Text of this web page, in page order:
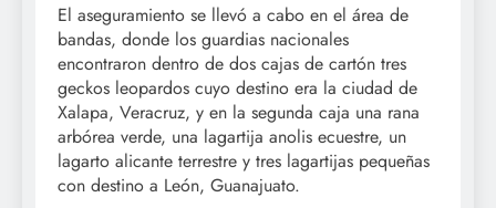
El aseguramiento se llevó a cabo en el área de
bandas, donde los guardias nacionales
encontraron dentro de dos cajas de cartón tres
geckos leopardos cuyo destino era la ciudad de
Xalapa, Veracruz, y en la segunda caja una rana
arbórea verde, una lagartija anolis ecuestre, un
lagarto alicante terrestre y tres lagartijas pequeñas
con destino a León, Guanajuato.